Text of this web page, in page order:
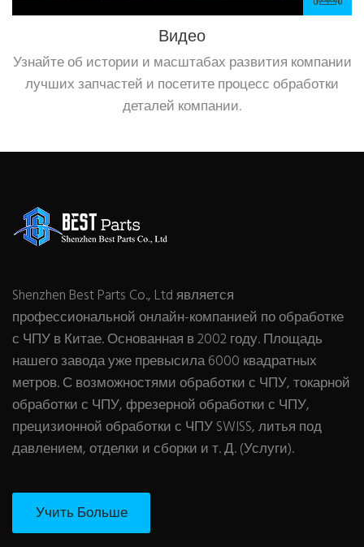
Видео
Узнайте об истории и масштабах развития компании
лучших запчастей и посетите процесс обработки
деталей компании.
Shenzhen Best Parts Co., Ltd является
профессиональной онлайн-компанией по обработке
с ЧПУ в Китае. Основанная в 2002 году. Площадь
нашего завода уже превысила 6000 квадратных
метров. С возможностями обработки с ЧПУ, токарной
обработки с ЧПУ, фрезерной обработки с ЧПУ,
прецизионной обработки с ЧПУ SWISS, литья под
давлением, отделки и сборки и т. Д. (Услуги).
Учить Больше